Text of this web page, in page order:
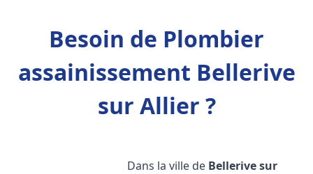
Besoin de Plombier
assainissement Bellerive
sur Allier ?
Dans la ville de Bellerive sur